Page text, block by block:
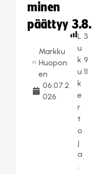
minen
päättyy 3.8.
Markku
Huopon
en
06.07.2
026
L
u
k
u
k
e
r
t
o
j
a
:
3
9
11